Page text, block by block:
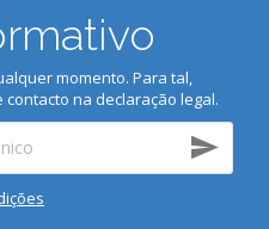
momento. Para tal,
na declaração legal.